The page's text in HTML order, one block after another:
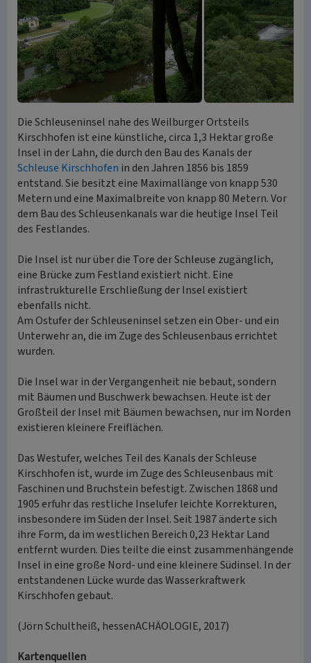
Die Schleuseninsel nahe des Weilburger Ortsteils
Kirschhofen ist eine künstliche, circa 1,3 Hektar große
Insel in der Lahn, die durch den Bau des Kanals der
Schleuse Kirschhofen in den Jahren 1856 bis 1859
entstand. Sie besitzt eine Maximallänge von knapp 530
Metern und eine Maximalbreite von knapp 80 Metern. Vor
dem Bau des Schleusenkanals war die heutige Insel Teil
des Festlandes.
Die Insel ist nur über die Tore der Schleuse zugänglich,
eine Brücke zum Festland existiert nicht. Eine
infrastrukturelle Erschließung der Insel existiert
ebenfalls nicht.
Am Ostufer der Schleuseninsel setzen ein Ober- und ein
Unterwehr an, die im Zuge des Schleusenbaus errichtet
wurden.
Die Insel war in der Vergangenheit nie bebaut, sondern
mit Bäumen und Buschwerk bewachsen. Heute ist der
Großteil der Insel mit Bäumen bewachsen, nur im Norden
existieren kleinere Freiflächen.
Das Westufer, welches Teil des Kanals der Schleuse
Kirschhofen ist, wurde im Zuge des Schleusenbaus mit
Faschinen und Bruchstein befestigt. Zwischen 1868 und
1905 erfuhr das restliche Inselufer leichte Korrekturen,
insbesondere im Süden der Insel. Seit 1987 änderte sich
ihre Form, da im westlichen Bereich 0,23 Hektar Land
entfernt wurden. Dies teilte die einst zusammenhängende
Insel in eine große Nord- und eine kleinere Südinsel. In der
entstandenen Lücke wurde das Wasserkraftwerk
Kirschhofen gebaut.
(Jörn Schultheiß, hessenACHÄOLOGIE, 2017)
Kartenquellen